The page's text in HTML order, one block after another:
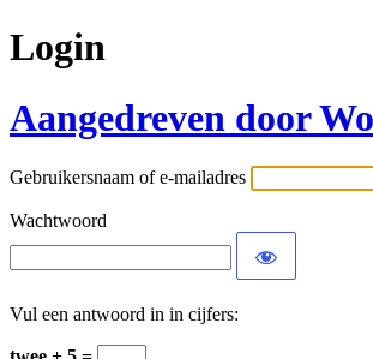
Login
Aangedreven door
Gebruikersnaam of e-mailadres
Wachtwoord
Vul een antwoord in in cijfers: